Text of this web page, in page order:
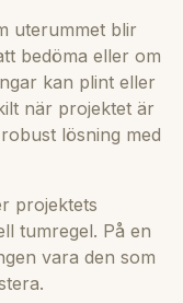
uterummet blir
bedöma eller om
kan plint eller
när projektet är
lösning med
projektets
tumregel. På en
vara den som